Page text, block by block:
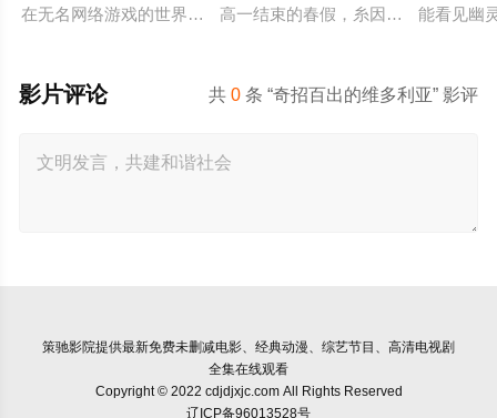
在无名网络游戏的世界中，转生到最高难度“地狱模式”的前废人
高一结束的春假，糸因为母亲再婚而
能看见幽
共0 条 “奇招百出的维多利亚” 影评
影片评论
策驰影院提供最新免费未删减电影、经典动漫、综艺节目、高清电视剧
全集在线观看
Copyright © 2022 cdjdjxjc.com All Rights Reserved
辽ICP备96013528号